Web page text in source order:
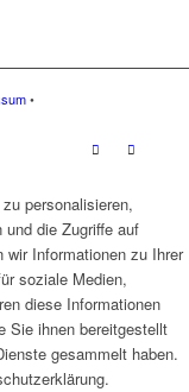
•
personalisieren,
die Zugriffe auf
wir Informationen zu Ihrer
soziale Medien,
diese Informationen
Sie ihnen bereitgestellt
gesammelt haben.